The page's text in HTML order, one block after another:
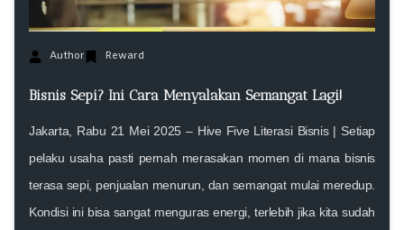
Author Reward
Bisnis Sepi? Ini Cara Menyalakan Semangat Lagi!
Jakarta, Rabu 21 Mei 2025– Hive Five Literasi Bisnis | Setiap
pelaku usaha pasti pernah merasakan momen di mana bisnis
terasa sepi, penjualan menurun, dan semangat mulai meredup.
Kondisi ini bisa sangat menguras energi, terlebih jika kita sudah